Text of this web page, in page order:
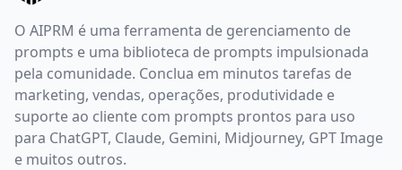
O AIPRM é uma ferramenta de gerenciamento de
prompts e uma biblioteca de prompts impulsionada
pela comunidade. Conclua em minutos tarefas de
marketing, vendas, operações, produtividade e
suporte ao cliente com prompts prontos para uso
para ChatGPT, Claude, Gemini, Midjourney, GPT Image
e muitos outros.